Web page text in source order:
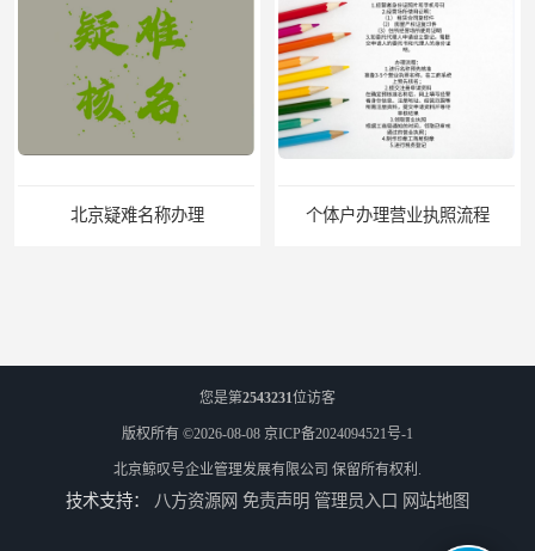
北京疑难名称办理 个体户办理营业执照流程
您是第2543231位访客
版权所有 ©2026-08-08 京ICP备2024094521号-1
北京鲸叹号企业管理发展有限公司 保留所有权利.
技术支持： 八方资源网 免责声明 管理员入口 网站地图